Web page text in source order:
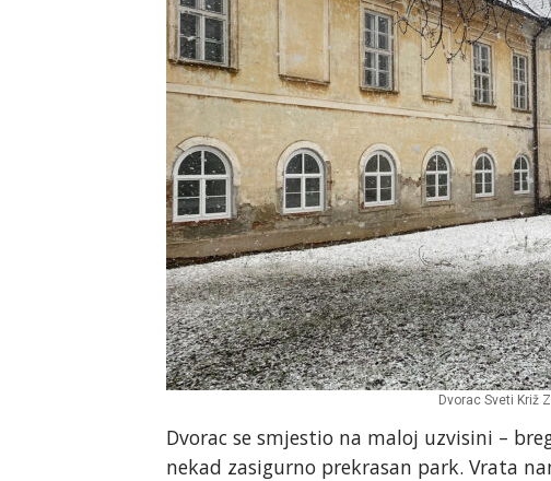
Dvorac Sveti Križ
Dvorac se smjestio na maloj uzvisini –
nekad zasigurno prekrasan park. Vrata